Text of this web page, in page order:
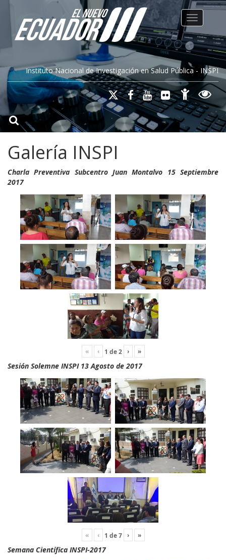
Instituto Nacional de Investigación en Salud Pública - INSPI
Toggle
Galería INSPI
Charla Preventiva Subcentro Juan Montalvo 15 Septiembre
2017
« ‹ 1 de2 › »
Sesión Solemne INSPI 13 Agosto de 2017
« ‹ 1 de7 › »
Semana Científica INSPI-2017